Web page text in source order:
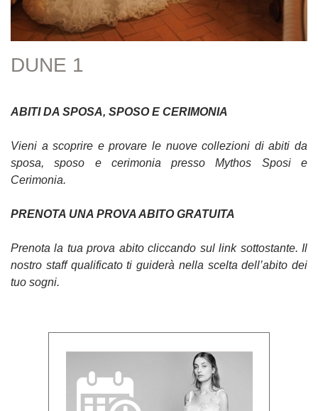
DUNE 1
ABITI DA SPOSA, SPOSO E CERIMONIA
Vieni a scoprire e provare le nuove collezioni di abiti da
sposa, sposo e cerimonia presso Mythos Sposi e
Cerimonia.
PRENOTA UNA PROVA ABITO GRATUITA
Prenota la tua prova abito cliccando sul link sottostante. Il
nostro staff qualificato ti guiderà nella scelta dell’abito dei
tuo sogni.